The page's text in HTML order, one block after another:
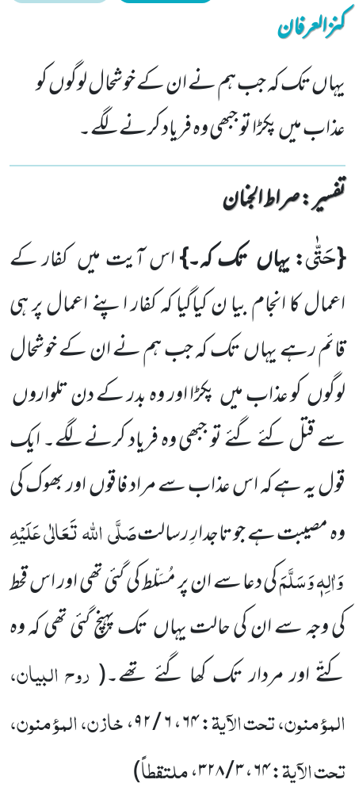
کنزالعرفان
یہاں تک کہ جب ہم نے ان کے خوشحال لوگوں کو
عذاب میں پکڑا تو جبھی وہ فریاد کرنے لگے۔
تفسیر : ‎صراط الجنان
{حَتّٰى: یہاں تک کہ۔}اس آیت میں کفار کے
اعمال کا انجام بیا ن کیاگیا کہ کفار اپنے اعمال پر ہی
قائم رہے یہاںتک کہ جب ہم نے ان کے خوشحال
لوگوںکو عذاب میں پکڑا اور وہ بدر کے دن تلواروں
سے قتل کئے گئے تو جبھی وہ فریاد کرنے لگے۔ ایک
قول یہ ہے کہ اس عذاب سے مراد فاقوںاور بھوک کی
وہ مصیبت ہے جو تاجدارِ رسالتصَلَّیاللہتَعَالٰیعَلَیْہِ
وَاٰلِہٖ وَسَلَّمَکی دعا سے ان پر مُسَلّط کی گئی تھی اور اس قحط
کی وجہ سے ان کی حالت یہاںتک پہنچ گئی تھی کہ وہ
کتّے اور مردار تک کھا گئے تھے۔( روح البیان،
المؤمنون، تحت الآیۃ:۶۴،۶ / ۹۲ ،خازن، المؤمنون،
تحت الآیۃ:۶۴،۳ / ۳۲۸ ،ملتقطاً)